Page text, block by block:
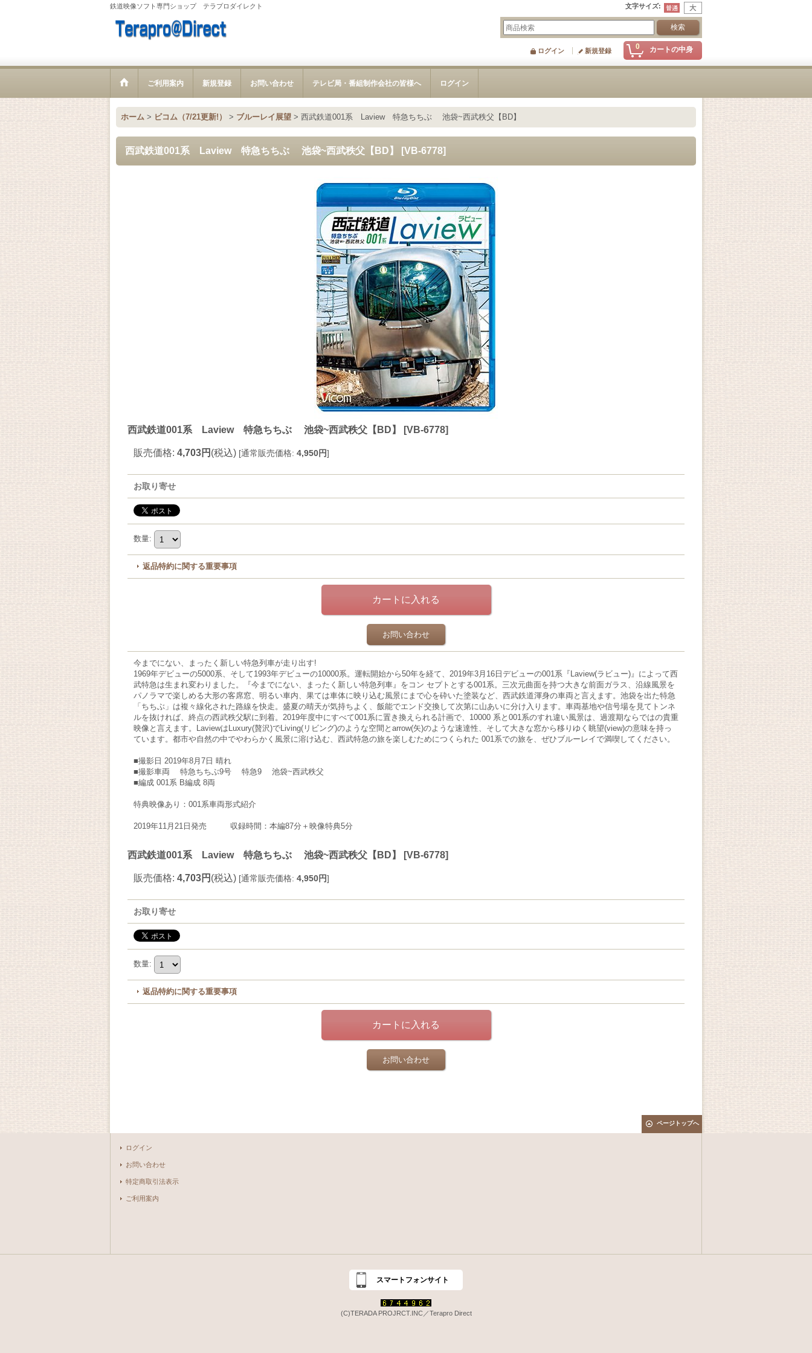
鉄道映像ソフト専門ショップ テラプロダイレクト 文字サイズ:
0 カートの中身
ログイン 新規登録
ご利用案内 新規登録 お問い合わせ テレビ局・番組制作会社の皆様へ ログイン
ホーム > ビコム（7/21更新!） > ブルーレイ展望 > 西武鉄道001系 Laview 特急ちちぶ 池袋~西武秩父【BD】
西武鉄道001系 Laview 特急ちちぶ 池袋~西武秩父【BD】 [VB-6778]
西武鉄道001系 Laview 特急ちちぶ 池袋~西武秩父【BD】 [VB-6778]
販売価格: 4,703円 (税込) [通常販売価格: 4,950円]
お取り寄せ
数量:
返品特約に関する重要事項
お問い合わせ
今までにない、まったく新しい特急列車が走り出す!
1969年デビューの5000系、そして1993年デビューの10000系。運転開始から50年を経て、2019年3月16日デビューの001系『Laview(ラビュー)』によって西
武特急は生まれ変わりました。『今までにない、まったく新しい特急列車』をコン セプトとする001系。三次元曲面を持つ大きな前面ガラス、沿線風景を
パノラマで楽しめる大形の客席窓、明るい車内、果ては車体に映り込む風景にまで心を砕いた塗装など、西武鉄道渾身の車両と言えます。池袋を出た特急
「ちちぶ」は複々線化された路線を快走。盛夏の晴天が気持ちよく、飯能でエンド交換して次第に山あいに分け入ります。車両基地や信号場を見てトンネ
ルを抜ければ、終点の西武秩父駅に到着。2019年度中にすべて001系に置き換えられる計画で、10000 系と001系のすれ違い風景は、過渡期ならではの貴重
映像と言えます。LaviewはLuxury(贅沢)でLiving(リビング)のような空間とarrow(矢)のような速達性、そして大きな窓から移りゆく眺望(view)の意味を持っ
ています。都市や自然の中でやわらかく風景に溶け込む、西武特急の旅を楽しむためにつくられた 001系での旅を、ぜひブルーレイで満喫してください。
■撮影日 2019年8月7日 晴れ
■撮影車両 特急ちちぶ9号 特急9 池袋~西武秩父
■編成 001系 B編成 8両
特典映像あり：001系車両形式紹介
2019年11月21日発売 収録時間：本編87分＋映像特典5分
西武鉄道001系 Laview 特急ちちぶ 池袋~西武秩父【BD】 [VB-6778]
販売価格: 4,703円 (税込) [通常販売価格: 4,950円]
お取り寄せ
数量:
返品特約に関する重要事項
お問い合わせ
ページトップへ
ログイン
お問い合わせ
特定商取引法表示
ご利用案内
スマートフォンサイト
(C)TERADA PROJRCT.INC／Terapro Direct